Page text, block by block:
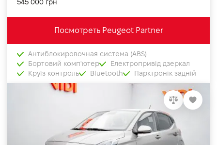
545 000 грн
Посмотреть Peugeot Partner
Антиблокировочная система (ABS)
Бортовий комп'ютер
Електропривід дзеркал
Круїз контроль
Bluetooth Парктронік задній